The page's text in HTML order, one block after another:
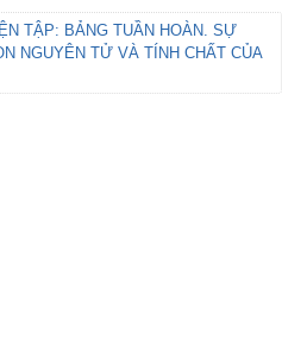
TẬP: BẢNG TUẦN HOÀN. SỰ
NGUYÊN TỬ VÀ TÍNH CHẤT CỦA